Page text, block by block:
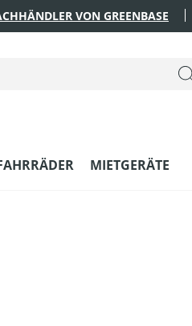
VON GREENBASE
MIETGERÄTE